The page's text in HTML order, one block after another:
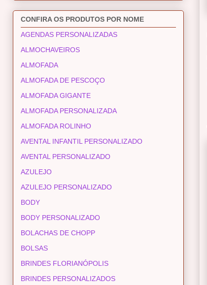
CONFIRA OS PRODUTOS POR NOME
AGENDAS PERSONALIZADAS
ALMOCHAVEIROS
ALMOFADA
ALMOFADA DE PESCOÇO
ALMOFADA GIGANTE
ALMOFADA PERSONALIZADA
ALMOFADA ROLINHO
AVENTAL INFANTIL PERSONALIZADO
AVENTAL PERSONALIZADO
AZULEJO
AZULEJO PERSONALIZADO
BODY
BODY PERSONALIZADO
BOLACHAS DE CHOPP
BOLSAS
BRINDES FLORIANÓPOLIS
BRINDES PERSONALIZADOS